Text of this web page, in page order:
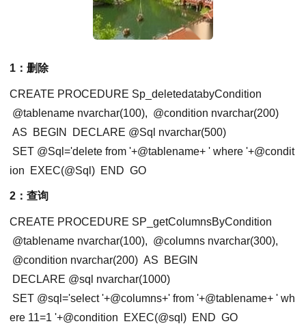
1：删除
CREATE PROCEDURE Sp_deletedatabyCondition
@tablename nvarchar(100), @condition nvarchar(200)
AS
BEGIN
DECLARE @Sql nvarchar(500)
SET @Sql ='delete from '+@tablename+ ' where '+@condit
ion
EXEC(@Sql) END GO
2：查询
CREATE PROCEDURE SP_getColumnsByCondition
@tablename nvarchar(100), @columns nvarchar(300),
@condition nvarchar(200) AS
BEGIN
DECLARE @sql nvarchar(1000)
SET @sql ='select '+@columns+' from '+@tablename+ ' wh
ere 11=1 '+@condition EXEC(@sql) END GO